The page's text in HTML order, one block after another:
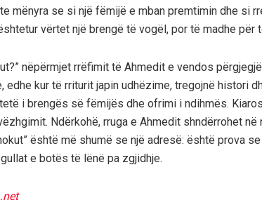
mënyra se si një fëmijë e mban premtimin dhe si
vërtet një brengë të vogël, por të madhe për
nëpërmjet rrëfimit të Ahmedit e vendos
edhe kur të rriturit japin udhëzime, tregojnë histori
i brengës së fëmijës dhe ofrimi i ndihmës.
Ndërkohë, rruga e Ahmedit shndërrohet në
është më shumë se një adresë: është prova
e botës të lënë pa zgjidhje.